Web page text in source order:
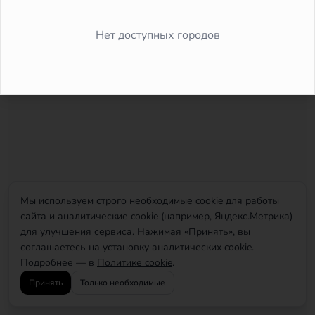
Мы используем строго необходимые cookie для работы
сайта и аналитические cookie (например, Яндекс.Метрика)
для улучшения сервиса. Нажимая «Принять», вы
соглашаетесь на установку аналитических cookie.
Подробнее — в Политике cookie.
Принять Только необходимые
Нет доступных городов